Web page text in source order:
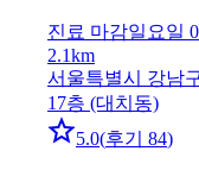
진료 마감일요일
2.1km
서울특별시 강남
17층 (대치동)
5.0(후기 84)